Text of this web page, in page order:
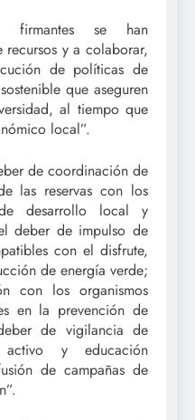
firmantes se han
y a colaborar,
de políticas de
que aseguren
al tiempo que
local”.
de coordinación de
las reservas con los
de desarrollo local y
deber de impulso de
con el disfrute,
de energía verde;
con los organismos
en la prevención de
de vigilancia de
y educación
de campañas de